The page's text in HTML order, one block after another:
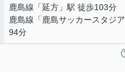
鹿島線 「延方 」駅 徒歩103分
鹿島線 「 鹿島サッカースタジア
94分